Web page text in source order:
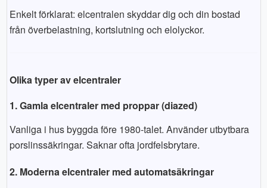
Enkelt förklarat: elcentralen skyddar dig och din bostad
från överbelastning, kortslutning och elolyckor.
Olika typer av elcentraler
1. Gamla elcentraler med proppar (diazed)
Vanliga i hus byggda före 1980-talet. Använder utbytbara
porslinssäkringar. Saknar ofta jordfelsbrytare.
2. Moderna elcentraler med automatsäkringar